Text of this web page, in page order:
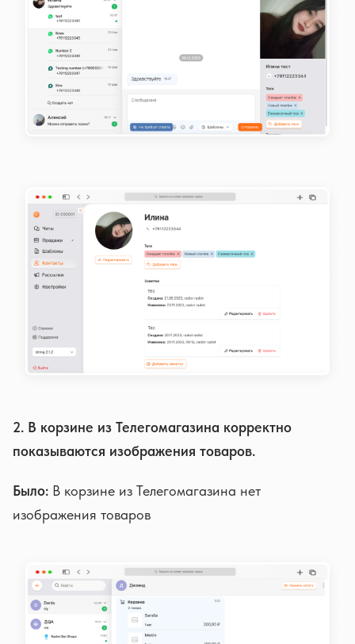
2. В корзине из Телегомагазина корректно
показываются изображения товаров.
Было: В корзине из Телегомагазина нет
изображения товаров